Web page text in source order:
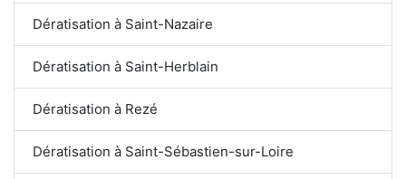
Dératisation à Saint-Nazaire
Dératisation à Saint-Herblain
Dératisation à Rezé
Dératisation à Saint-Sébastien-sur-Loire